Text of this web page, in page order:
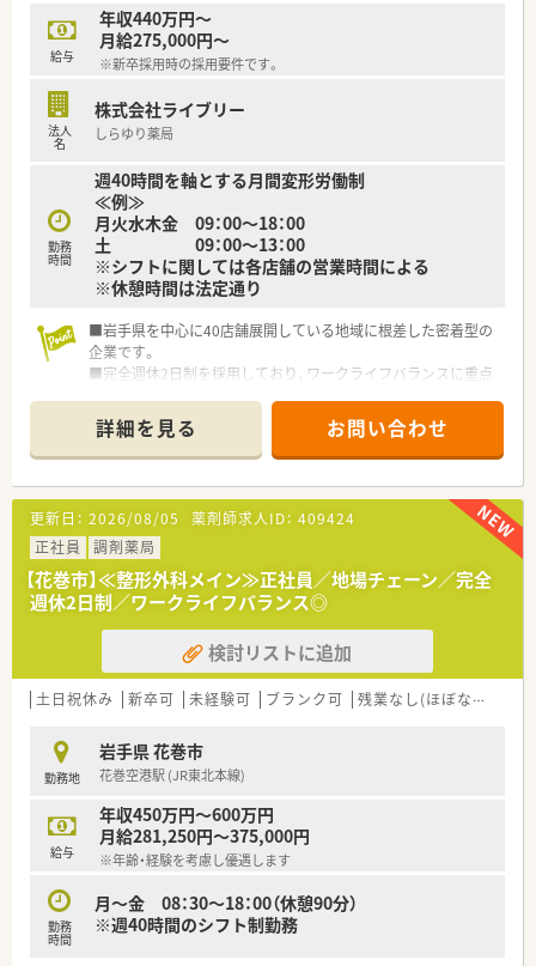
【こんな方にオススメ】
■皮膚科領域の専門性を深めつつ、幅広い知識を身につけてスキ
ルアップしたいという方におすすめです。
メリハリをつけたい方に最適な環境です。
■地域に密着した医療サービスに貢献したいという想いがあり、
給与
年収440万円～
月給275,000円～
※新卒採用時の採用要件です。
法人
名
株式会社ライブリー
しらゆり薬局
勤務
時間
週40時間を軸とする月間変形労働制
≪例≫
月火水木金 09：00～18：00
土 09：00～13：00
※シフトに関しては各店舗の営業時間による
※休憩時間は法定通り
■岩手県を中心に40店舗展開している地域に根差した密着型の
企業です。
■完全週休2日制を採用しており、ワークライフバランスに重点
■新卒採用も積極的に行っており、若手も活躍できる環境は整っ
ております。
■教育制度は集合研修やEラーニングを活用しております。
詳細を見る お問い合わせ
更新日： 2026/08/05 薬剤師求人ID： 409424
正社員
調剤薬局
【花巻市】≪整形外科メイン≫正社員／地場チェーン／完全
週休2日制／ワークライフバランス◎
検討リストに追加
土日祝休み 新卒可 未経験可 ブランク可 残業なし(ほぼなし含む)
勤務地
岩手県 花巻市
花巻空港駅 (JR東北本線)
給与
年収450万円～600万円
月給281,250円～375,000円
※年齢・経験を考慮し優遇します
勤務
時間
月～金 08：30～18：00（休憩90分）
※週40時間のシフト制勤務